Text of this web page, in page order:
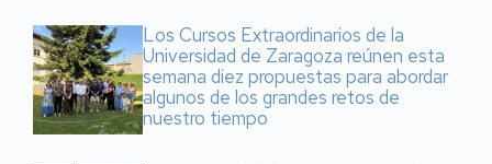
Los Cursos Extraordinarios de la
Universidad de Zaragoza reúnen esta
semana diez propuestas para abordar
algunos de los grandes retos de
nuestro tiempo